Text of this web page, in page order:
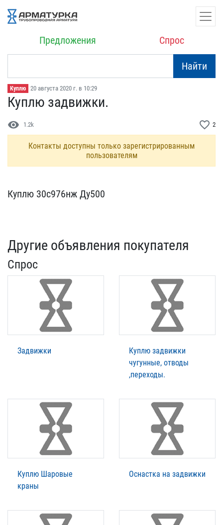
Предложения Спрос
Найти
Куплю 20 августа 2020 г. в 10:29
Куплю задвижки.
visibility 1.2k favorite_border 2
Контакты доступны только зарегистрированным
пользователям
Куплю 30с976нж Ду500
Другие объявления покупателя
Спрос
Задвижки
Куплю задвижки
чугунные, отводы
,переходы.
Куплю Шаровые
краны
Оснастка на задвижки